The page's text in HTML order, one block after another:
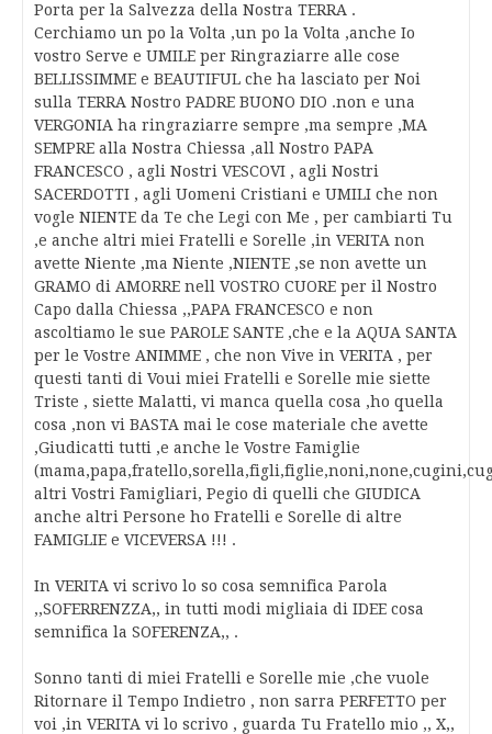
Porta per la Salvezza della Nostra TERRA .
Cerchiamo un po la Volta ,un po la Volta ,anche Io
vostro Serve e UMILE per Ringraziarre alle cose
BELLISSIMME e BEAUTIFUL che ha lasciato per Noi
sulla TERRA Nostro PADRE BUONO DIO .non e una
VERGONIA ha ringraziarre sempre ,ma sempre ,MA
SEMPRE alla Nostra Chiessa ,all Nostro PAPA
FRANCESCO , agli Nostri VESCOVI , agli Nostri
SACERDOTTI , agli Uomeni Cristiani e UMILI che non
vogle NIENTE da Te che Legi con Me , per cambiarti Tu
,e anche altri miei Fratelli e Sorelle ,in VERITA non
avette Niente ,ma Niente ,NIENTE ,se non avette un
GRAMO di AMORRE nell VOSTRO CUORE per il Nostro
Capo dalla Chiessa ,,PAPA FRANCESCO e non
ascoltiamo le sue PAROLE SANTE ,che e la AQUA SANTA
per le Vostre ANIMME , che non Vive in VERITA , per
questi tanti di Voui miei Fratelli e Sorelle mie siette
Triste , siette Malatti, vi manca quella cosa ,ho quella
cosa ,non vi BASTA mai le cose materiale che avette
,Giudicatti tutti ,e anche le Vostre Famiglie
altri Vostri Famigliari, Pegio di quelli che GIUDICA
anche altri Persone ho Fratelli e Sorelle di altre
FAMIGLIE e VICEVERSA !!! .
In VERITA vi scrivo lo so cosa semnifica Parola
,,SOFERRENZZA,, in tutti modi migliaia di IDEE cosa
semnifica la SOFERENZA,, .
Sonno tanti di miei Fratelli e Sorelle mie ,che vuole
Ritornare il Tempo Indietro , non sarra PERFETTO per
voi ,in VERITA vi lo scrivo , guarda Tu Fratello mio ,, X,,